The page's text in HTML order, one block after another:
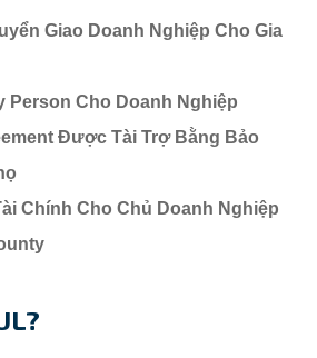
Giao Doanh Nghiệp Cho Gia
Person Cho Doanh Nghiệp
Được Tài Trợ Bằng Bảo
Chính Cho Chủ Doanh Nghiệp